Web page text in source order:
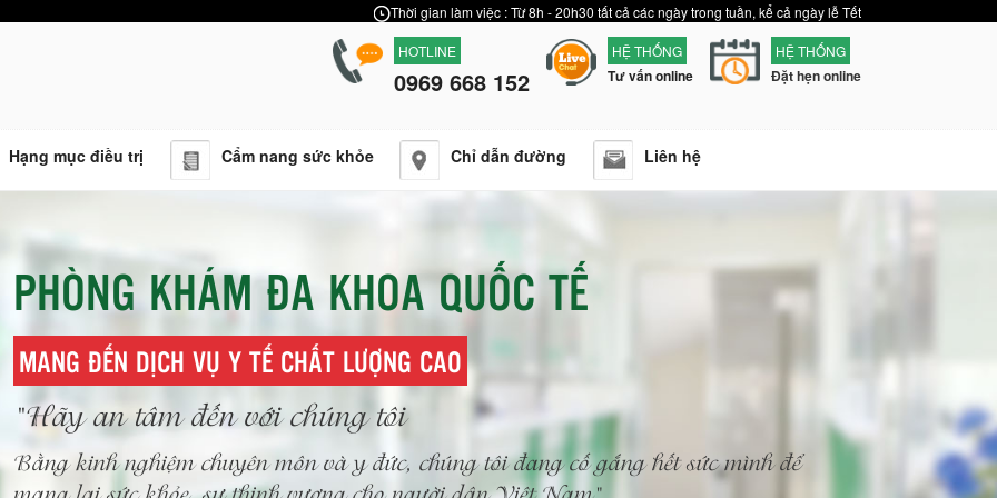
Thời gian làm việc : Từ 8h - 20h30 tất cả các ngày trong tuần, kể cả ngày lễ Tết
HOTLINE
0969 668 152
HỆ THỐNG
Tư vấn online
HỆ THỐNG
Đặt hẹn online
Hạng mục điều trị Cẩm nang sức khỏe Chỉ dẫn đường Liên hệ
PHÒNG KHÁM ĐA KHOA QUỐC TẾ
MANG ĐẾN DỊCH VỤ Y TẾ CHẤT LƯỢNG CAO
"Hãy an tâm đến với chúng tôi
Bằng kinh nghiệm chuyên môn và y đức, chúng tôi đang cố gắng hết sức mình để
mang lại sức khỏe, sự thịnh vượng cho người dân Việt Nam"